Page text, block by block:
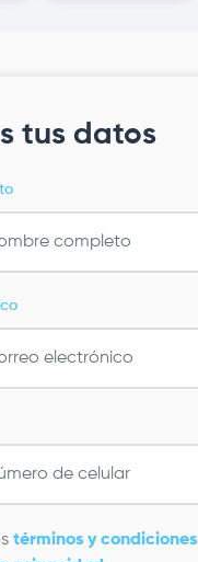
tus datos
términos y condiciones